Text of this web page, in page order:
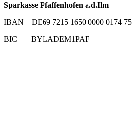
Sparkasse Pfaffenhofen a.d.Ilm
IBAN DE69 7215 1650 0000 0174 75
BIC BYLADEM1PAF